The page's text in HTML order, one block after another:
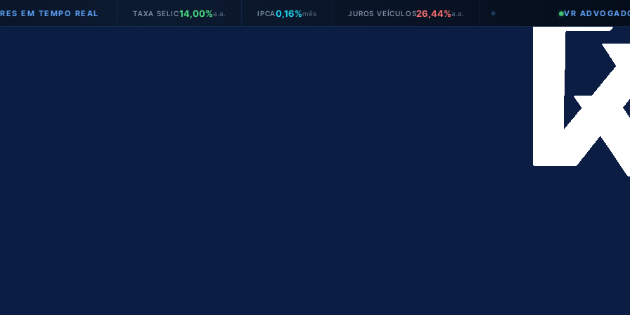
REAL TAXA SELIC14,00%a.a. IPCA 0,16%mês JUROS VEÍCULOS26,44%a.a. ● VR ADVOGADOS